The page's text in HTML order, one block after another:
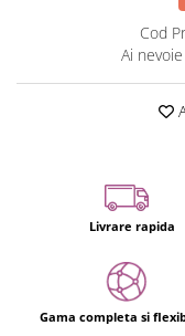
Componente usi
Manere tragatoare
Manere scoica
Sisteme cabine dus
Cabine dus
Cod
Ai
Livrare rapida
Gama completa si